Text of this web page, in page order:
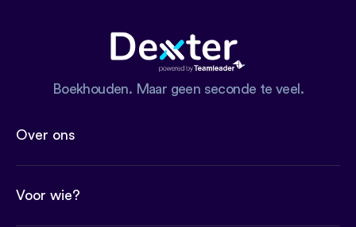
Boekhouden. Maar geen seconde te veel.
Over ons
Voor wie?